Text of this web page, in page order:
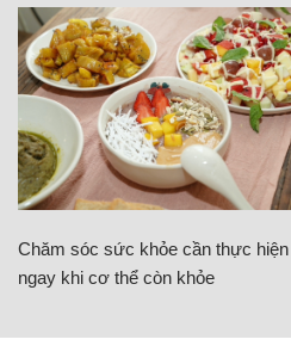
Chăm sóc sức khỏe cần thực hiện
ngay khi cơ thể còn khỏe